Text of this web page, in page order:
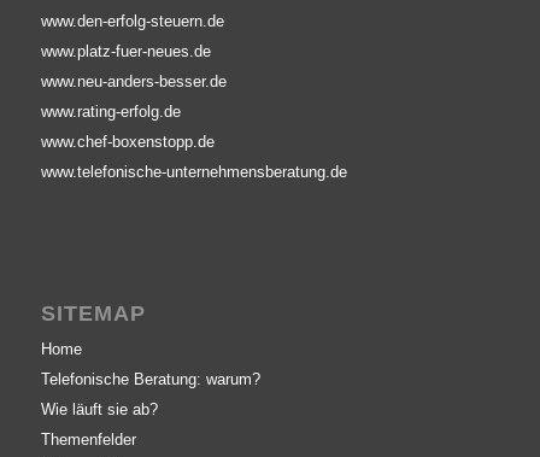
www.den-erfolg-steuern.de
www.platz-fuer-neues.de
www.neu-anders-besser.de
www.rating-erfolg.de
www.chef-boxenstopp.de
www.telefonische-unternehmensberatung.de
SITEMAP
Home
Telefonische Beratung: warum?
Wie läuft sie ab?
Themenfelder